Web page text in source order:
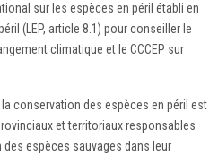
sur les espèces en péril établi en
(LEP, article 8.1) pour conseiller le
climatique et le CCCEP sur
conservation des espèces en péril est
et territoriaux responsables
espèces sauvages dans leur